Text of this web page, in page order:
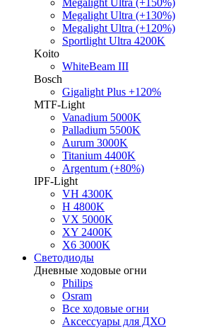
Megalight Ultra (+150%)
Megalight Ultra (+130%)
Megalight Ultra (+120%)
Sportlight Ultra 4200K
Koito
WhiteBeam III
Bosch
Gigalight Plus +120%
MTF-Light
Vanadium 5000K
Palladium 5500K
Aurum 3000K
Titanium 4400K
Argentum (+80%)
IPF-Light
VH 4300K
H 4800K
VX 5000K
XY 2400K
X6 3000K
Светодиоды
Дневные ходовые огни
Philips
Osram
Все ходовые огни
Аксессуары для ДХО